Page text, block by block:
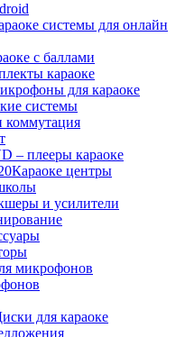
системы для онлайн
с баллами
караоке
для караоке
системы
коммутация
– плееры караоке
Караоке центры
и усилители
микрофонов
для караоке